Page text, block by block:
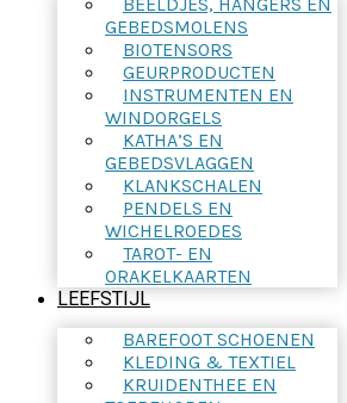
GEBEDSMOLENS
BIOTENSORS
GEURPRODUCTEN
INSTRUMENTEN EN
WINDORGELS
KATHA’S EN
GEBEDSVLAGGEN
KLANKSCHALEN
PENDELS EN
WICHELROEDES
TAROT- EN
ORAKELKAARTEN
LEEFSTIJL
BAREFOOT SCHOENEN
KLEDING & TEXTIEL
KRUIDENTHEE EN